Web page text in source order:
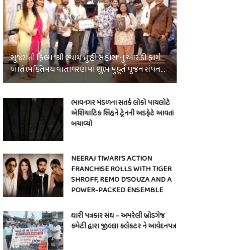
ગુજરાતી ફિલ્મ “શ્રી શ્યામ તું હી સહારા”નું આર.ડી ફાર્મ
ખાતે ભક્તિમય વાતાવરણમાં શુભ મુહૂર્ત પૂજન સંપન…
ભાવનગર મંડળના સતર્ક લોકો પાયલોટે
એશિયાટિક સિંહને ટ્રેનની અડફેટે આવતાં
બચાવ્યો
NEERAJ TIWARI’S ACTION
FRANCHISE ROLLS WITH TIGER
SHROFF, REMO D’SOUZA AND A
POWER-PACKED ENSEMBLE
ધારી પત્રકાર સંઘ – અમરેલી બ્રોડગેજ
કમેટી દ્વારા જીલ્લા કલેકટર ને આવેદનપત્ર